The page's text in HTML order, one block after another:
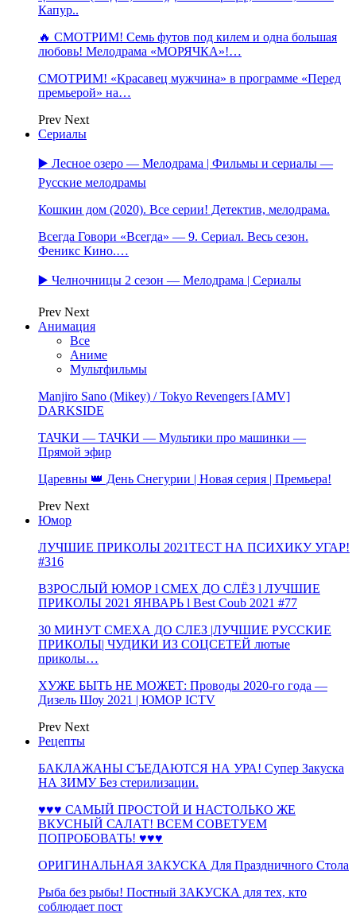
Капур..
🔥 СМОТРИМ! Семь футов под килем и одна большая
любовь! Мелодрама «МОРЯЧКА»!…
СМОТРИМ! «Красавец мужчина» в программе «Перед
премьерой» на…
Prev Next
Сериалы
▶️ Лесное озеро — Мелодрама | Фильмы и сериалы —
Русские мелодрамы
Кошкин дом (2020). Все серии! Детектив, мелодрама.
Всегда Говори «Всегда» — 9. Сериал. Весь сезон.
Феникс Кино.…
▶️ Челночницы 2 сезон — Мелодрама | Сериалы
Prev Next
Анимация
Все
Аниме
Мультфильмы
Manjiro Sano (Mikey) / Tokyo Revengers [AMV]
DARKSIDE
ТАЧКИ — ТАЧКИ — Мультики про машинки —
Прямой эфир
Царевны 👑 День Снегурии | Новая серия | Премьера!
Prev Next
Юмор
ЛУЧШИЕ ПРИКОЛЫ 2021ТЕСТ НА ПСИХИКУ УГАР!
#316
ВЗРОСЛЫЙ ЮМОР l СМЕХ ДО СЛЁЗ l ЛУЧШИЕ
ПРИКОЛЫ 2021 ЯНВАРЬ l Best Coub 2021 #77
30 МИНУТ СМЕХА ДО СЛЕЗ |ЛУЧШИЕ РУССКИЕ
ПРИКОЛЫ| ЧУДИКИ ИЗ СОЦСЕТЕЙ лютые
приколы…
ХУЖЕ БЫТЬ НЕ МОЖЕТ: Проводы 2020-го года —
Дизель Шоу 2021 | ЮМОР ICTV
Prev Next
Рецепты
БАКЛАЖАНЫ СЪЕДАЮТСЯ НА УРА! Супер Закуска
НА ЗИМУ Без стерилизации.
♥♥♥ САМЫЙ ПРОСТОЙ И НАСТОЛЬКО ЖЕ
ВКУСНЫЙ САЛАТ! ВСЕМ СОВЕТУЕМ
ПОПРОБОВАТЬ! ♥♥♥
ОРИГИНАЛЬНАЯ ЗАКУСКА Для Праздничного Стола
Рыба без рыбы! Постный ЗАКУСКА для тех, кто
соблюдает пост